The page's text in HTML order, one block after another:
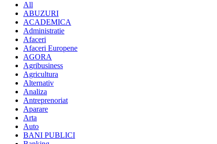
All
ABUZURI
ACADEMICA
Administratie
Afaceri
Afaceri Europene
AGORA
Agribusiness
Agricultura
Alternativ
Analiza
Antreprenoriat
Aparare
Arta
Auto
BANI PUBLICI